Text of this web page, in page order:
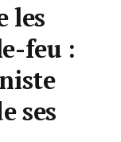
les
feu :
ses